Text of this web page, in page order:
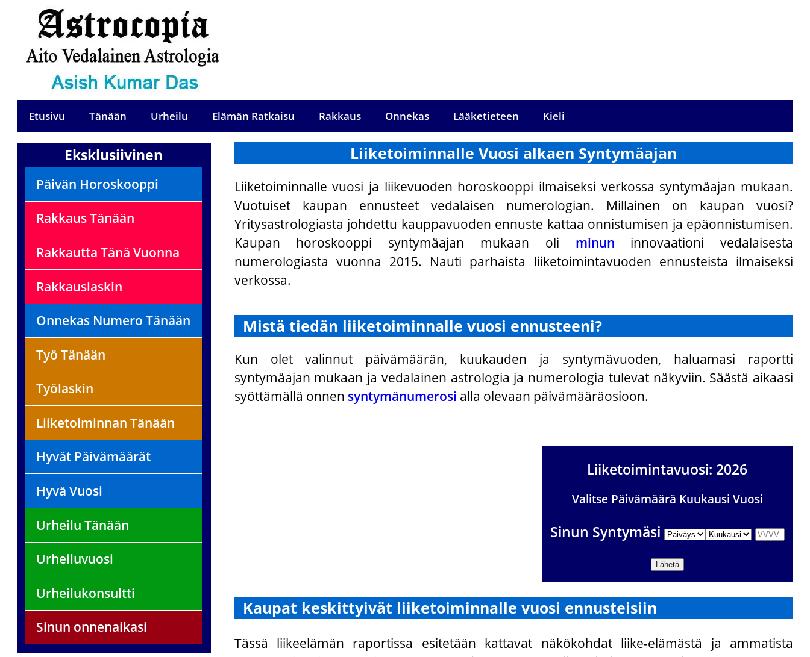
Etusivu Tänään Urheilu Elämän Ratkaisu Rakkaus Onnekas Lääketieteen Kieli
Eksklusiivinen
Päivän Horoskooppi
Rakkaus Tänään
Rakkautta Tänä Vuonna
Rakkauslaskin
Onnekas Numero Tänään
Työ Tänään
Työlaskin
Liiketoiminnan Tänään
Hyvät Päivämäärät
Hyvä Vuosi
Urheilu Tänään
Urheiluvuosi
Urheilukonsultti
Sinun onnenaikasi
Liiketoiminnalle Vuosi alkaen Syntymäajan
Liiketoiminnalle vuosi ja liikevuoden horoskooppi ilmaiseksi verkossa syntymäajan mukaan.
Vuotuiset kaupan ennusteet vedalaisen numerologian. Millainen on kaupan vuosi?
Yritysastrologiasta johdettu kauppavuoden ennuste kattaa onnistumisen ja epäonnistumisen.
Kaupan horoskooppi syntymäajan mukaan oli minun innovaationi vedalaisesta
numerologiasta vuonna 2015. Nauti parhaista liiketoimintavuoden ennusteista ilmaiseksi
verkossa.
Mistä tiedän liiketoiminnalle vuosi ennusteeni?
Kun olet valinnut päivämäärän, kuukauden ja syntymävuoden, haluamasi raportti
syntymäajan mukaan ja vedalainen astrologia ja numerologia tulevat näkyviin. Säästä aikaasi
syöttämällä onnen syntymänumerosi alla olevaan päivämääräosioon.
Liiketoimintavuosi: 2026
Valitse Päivämäärä Kuukausi Vuosi
Sinun Syntymäsi
Kaupat keskittyivät liiketoiminnalle vuosi ennusteisiin
Tässä liikeelämän raportissa esitetään kattavat näkökohdat liike-elämästä ja ammatista